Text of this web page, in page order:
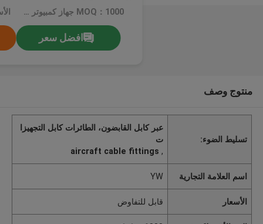
MOQ：1000 جهاز كمبيوتر شخصى
افضل سعر
منتوج وصف
تسليط الضوء:
عبر كابل القابضون، الطائرات كابل التجهيزا
ت
,
aircraft cable fittings
اسم العلامة التجارية YW
الأسعار قابل للتفاوض